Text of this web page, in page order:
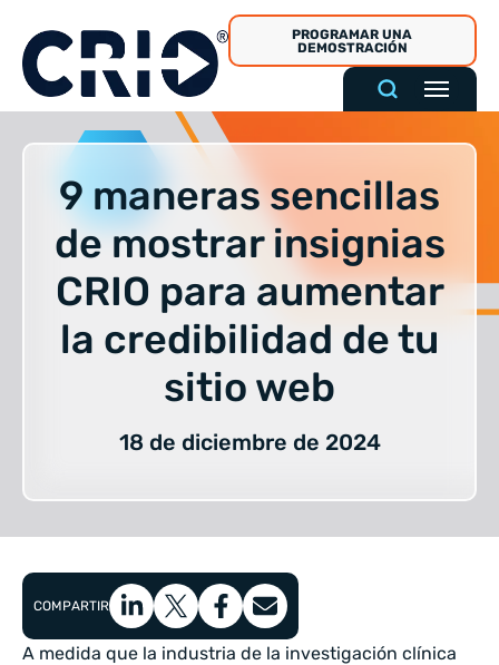
contenido
PROGRAMAR UNA
DEMOSTRACIÓN
9 maneras sencillas
de mostrar insignias
CRIO para aumentar
la credibilidad de tu
sitio web
18 de diciembre de 2024
COMPARTIR
A medida que la industria de la investigación clínica